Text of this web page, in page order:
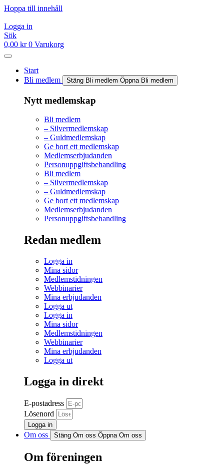
Hoppa till innehåll
Logga in
Sök
0,00 kr 0 Varukorg
Start
Bli medlem
Stäng Bli medlem Öppna Bli medlem
Nytt medlemskap
Bli medlem
– Silvermedlemskap
– Guldmedlemskap
Ge bort ett medlemskap
Medlemserbjudanden
Personuppgiftsbehandling
Bli medlem
– Silvermedlemskap
– Guldmedlemskap
Ge bort ett medlemskap
Medlemserbjudanden
Personuppgiftsbehandling
Redan medlem
Logga in
Mina sidor
Medlemstidningen
Webbinarier
Mina erbjudanden
Logga ut
Logga in
Mina sidor
Medlemstidningen
Webbinarier
Mina erbjudanden
Logga ut
Logga in direkt
E-postadress
Lösenord
Logga in
Om oss Stäng Om oss Öppna Om oss
Om föreningen